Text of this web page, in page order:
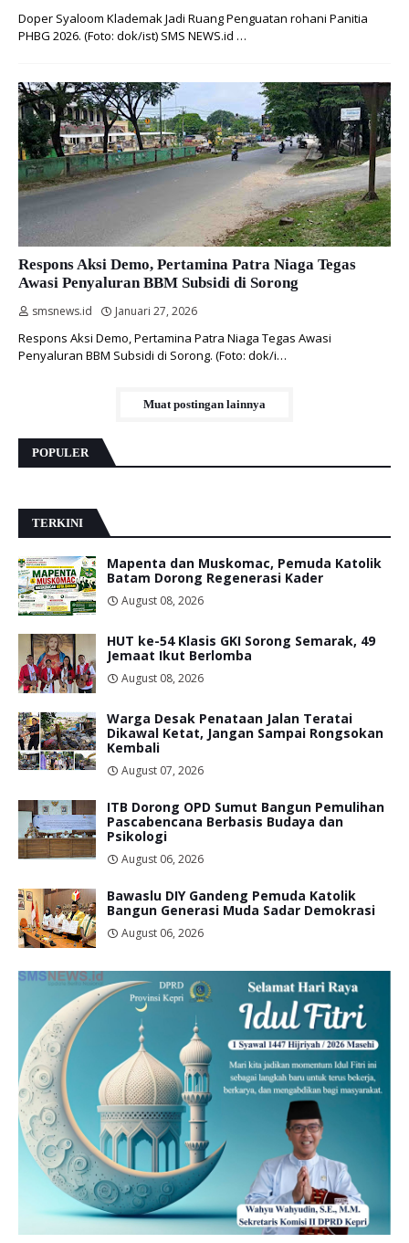
Doper Syaloom Klademak Jadi Ruang Penguatan rohani Panitia
PHBG 2026. (Foto: dok/ist) SMS NEWS.id …
Respons Aksi Demo, Pertamina Patra Niaga Tegas
Awasi Penyaluran BBM Subsidi di Sorong
smsnews.id Januari 27, 2026
Respons Aksi Demo, Pertamina Patra Niaga Tegas Awasi
Penyaluran BBM Subsidi di Sorong. (Foto: dok/i…
Muat postingan lainnya
POPULER
TERKINI
Mapenta dan Muskomac, Pemuda Katolik
Batam Dorong Regenerasi Kader
August 08, 2026
HUT ke-54 Klasis GKI Sorong Semarak, 49
Jemaat Ikut Berlomba
August 08, 2026
Warga Desak Penataan Jalan Teratai
Dikawal Ketat, Jangan Sampai Rongsokan
Kembali
August 07, 2026
ITB Dorong OPD Sumut Bangun Pemulihan
Pascabencana Berbasis Budaya dan
Psikologi
August 06, 2026
Bawaslu DIY Gandeng Pemuda Katolik
Bangun Generasi Muda Sadar Demokrasi
August 06, 2026